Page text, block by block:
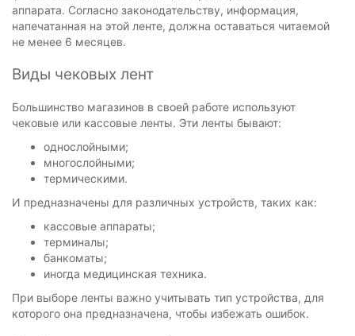
аппарата. Согласно законодательству, информация,
напечатанная на этой ленте, должна оставаться читаемой
не менее 6 месяцев.
Виды чековых лент
Большинство магазинов в своей работе используют
чековые или кассовые ленты. Эти ленты бывают:
однослойными;
многослойными;
термическими.
И предназначены для различных устройств, таких как:
кассовые аппараты;
терминалы;
банкоматы;
иногда медицинская техника.
При выборе ленты важно учитывать тип устройства, для
которого она предназначена, чтобы избежать ошибок.